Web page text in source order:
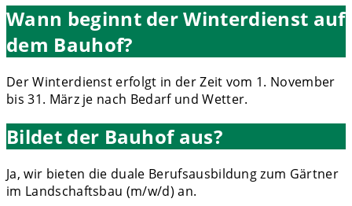
Wann beginnt der Winterdienst auf
dem Bauhof?
Der Winterdienst erfolgt in der Zeit vom 1. November
bis 31. März je nach Bedarf und Wetter.
Bildet der Bauhof aus?
Ja, wir bieten die duale Berufsausbildung zum Gärtner
im Landschaftsbau (m/w/d) an.